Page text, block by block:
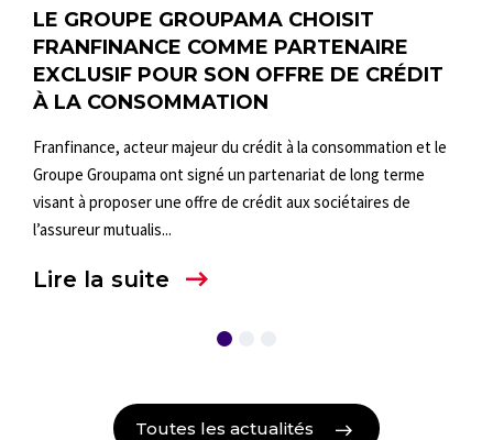
LE GROUPE GROUPAMA CHOISIT
FRANFINANCE COMME PARTENAIRE
EXCLUSIF POUR SON OFFRE DE CRÉDIT
À LA CONSOMMATION
Franfinance, acteur majeur du crédit à la consommation et le
Groupe Groupama ont signé un partenariat de long terme
visant à proposer une offre de crédit aux sociétaires de
l’assureur mutualis...
Lire la suite
Toutes les actualités